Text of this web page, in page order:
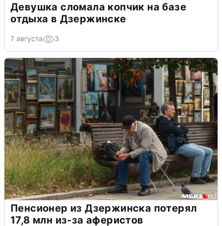
Девушка сломала копчик на базе
отдыха в Дзержинске
7 августа 3
Пенсионер из Дзержинска потерял
17,8 млн из-за аферистов